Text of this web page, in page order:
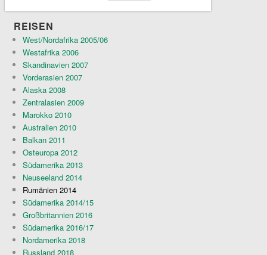
REISEN
West/Nordafrika 2005/06
Westafrika 2006
Skandinavien 2007
Vorderasien 2007
Alaska 2008
Zentralasien 2009
Marokko 2010
Australien 2010
Balkan 2011
Osteuropa 2012
Südamerika 2013
Neuseeland 2014
Rumänien 2014
Südamerika 2014/15
Großbritannien 2016
Südamerika 2016/17
Nordamerika 2018
Russland 2018